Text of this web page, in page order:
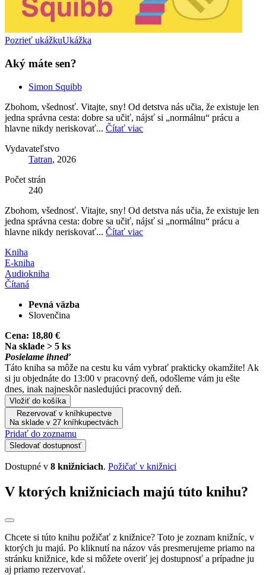
Pozrieť ukážkuUkážka
Aký máte sen?
Simon Squibb
Zbohom, všednosť. Vitajte, sny! Od detstva nás učia, že existuje len
jedna správna cesta: dobre sa učiť, nájsť si „normálnu“ prácu a
hlavne nikdy neriskovať... Čítať viac
Vydavateľstvo
Tatran, 2026
Počet strán
240
Zbohom, všednosť. Vitajte, sny! Od detstva nás učia, že existuje len
jedna správna cesta: dobre sa učiť, nájsť si „normálnu“ prácu a
hlavne nikdy neriskovať... Čítať viac
Kniha
E-kniha
Audiokniha
Čítaná
Pevná väzba
Slovenčina
Cena: 18,80 €
Na sklade > 5 ks
Posielame ihneď
Táto kniha sa môže na cestu ku vám vybrať prakticky okamžite! Ak
si ju objednáte do 13:00 v pracovný deň, odošleme vám ju ešte
dnes, inak najneskôr nasledujúci pracovný deň.
Vložiť do košíka
Rezervovať v kníhkupectve
Na sklade v 27 kníhkupectvách
Pridať do zoznamu
Sledovať dostupnosť
Dostupné v 8 knižniciach. Požičať v knižnici
V ktorých knižniciach majú túto knihu?
Chcete si túto knihu požičať z knižnice? Toto je zoznam knižníc, v
ktorých ju majú. Po kliknutí na názov vás presmerujeme priamo na
stránku knižnice, kde si môžete overiť jej dostupnosť a prípadne ju
aj priamo rezervovať.